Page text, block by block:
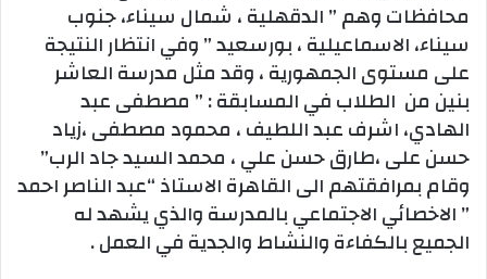
محافظات وهم ” الدقهلية ، شمال سيناء، جنوب
سيناء، الاسماعيلية ، بورسعيد ” وفي انتظار النتيجة
على مستوى الجمهورية ، وقد مثل مدرسة العاشر
بنين من الطلاب في المسابقة : ” مصطفى عبد
الهادي، اشرف عبد اللطيف ، محمود مصطفى ،زياد
حسن على ،طارق حسن علي ، محمد السيد جاد الرب”
وقام بمرافقتهم الى القاهرة الاستاذ “عبد الناصر احمد
” الاخصائي الاجتماعي بالمدرسة والذي يشهد له
الجميع بالكفاءة والنشاط والجدية في العمل .